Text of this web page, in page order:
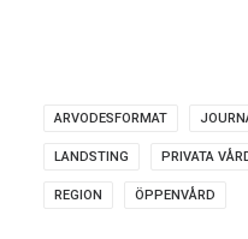
ARVODESFORMAT
LANDSTING PRIVATA
REGION ÖPPENVÅRD